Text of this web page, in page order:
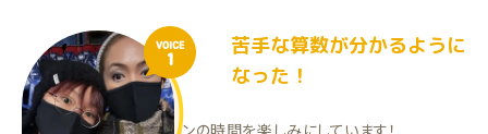
VOICE
1
苦手な算数が分かるように
なった！